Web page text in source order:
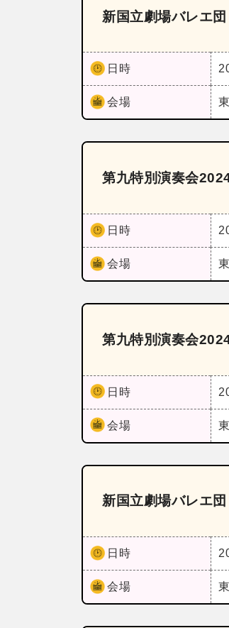
新国立劇場バレエ団
日時
会場
第九特別演奏会
日時
会場
第九特別演奏会
日時
会場
新国立劇場バレエ団
日時
会場